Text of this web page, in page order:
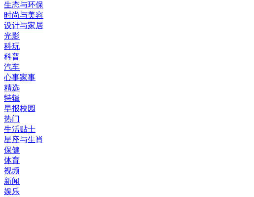
生态与环保
时尚与美容
设计与家居
光影
科玩
科普
汽车
心事家事
精选
特辑
早报校园
热门
生活贴士
星座与生肖
保健
体育
视频
新闻
娱乐